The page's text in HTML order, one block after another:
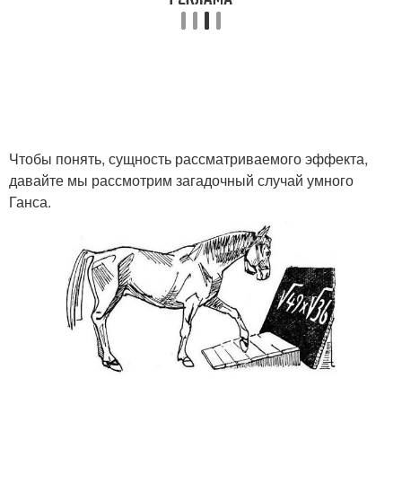
Чтобы понять, сущность рассматриваемого эффекта,
давайте мы рассмотрим загадочный случай умного
Ганса.